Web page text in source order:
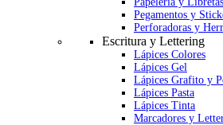
Pegamentos y
Perforadoras y
Escritura y Lettering
Lápices Colores
Lápices Gel
Lápices Grafito y
Lápices Pasta
Lápices Tinta
Marcadores y